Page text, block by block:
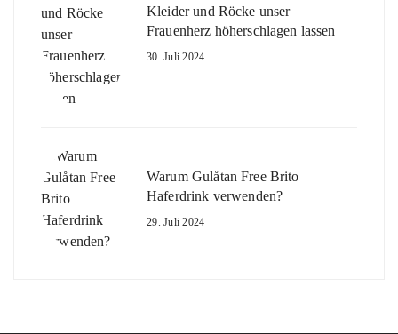
Kleider und Röcke unser
Frauenherz höherschlagen lassen
30. Juli 2024
Warum Gulåtan Free Brito
Haferdrink verwenden?
29. Juli 2024